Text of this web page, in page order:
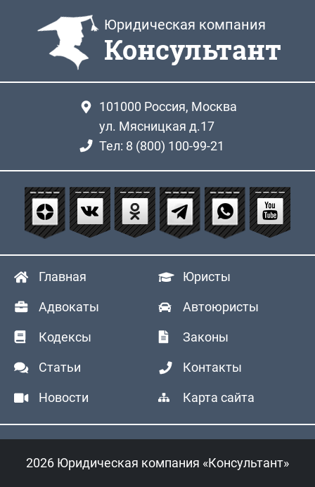
Юридическая компания
Консультант
101000 Россия, Москва
ул. Мясницкая д.17
Тел: 8 (800) 100-99-21
Главная Юристы
Адвокаты Автоюристы
Кодексы Законы
Статьи Контакты
Новости Карта сайта
2026 Юридическая компания «Консультант»